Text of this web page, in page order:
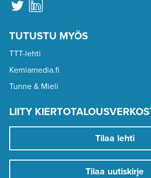
TUTUSTU MYÖS
TTT-lehti
Kemiamedia.fi
Tunne & Mieli
LIITY
Tilaa lehti
Tilaa uutiskirje